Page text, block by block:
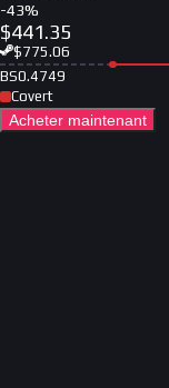
-43%
$441.35
$775.06
BS0.4749
Covert
Acheter maintenant